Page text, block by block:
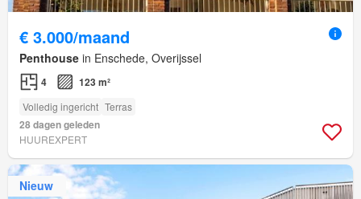
€ 3.000/maand
Penthouse in Enschede, Overijssel
4 123 m²
Volledig ingericht Terras
28 dagen geleden
HUUREXPERT
Nieuw